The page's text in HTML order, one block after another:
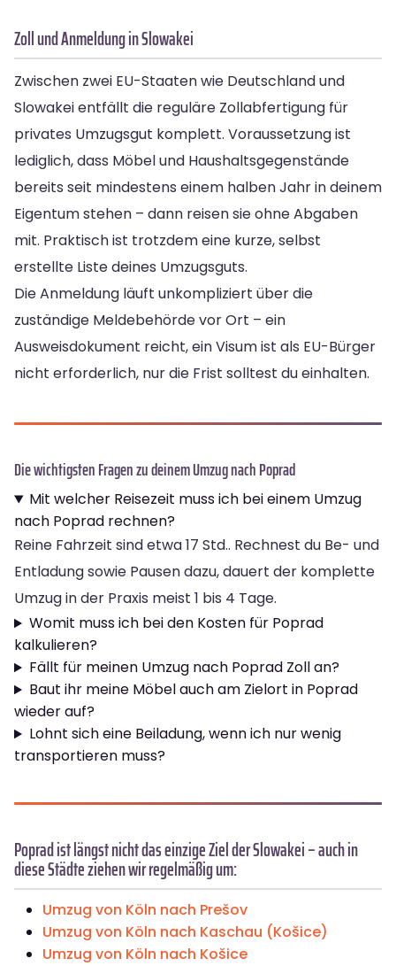
Zoll und Anmeldung in Slowakei
Zwischen zwei EU-Staaten wie Deutschland und
Slowakei entfällt die reguläre Zollabfertigung für
privates Umzugsgut komplett. Voraussetzung ist
lediglich, dass Möbel und Haushaltsgegenstände
bereits seit mindestens einem halben Jahr in deinem
Eigentum stehen – dann reisen sie ohne Abgaben
mit. Praktisch ist trotzdem eine kurze, selbst
erstellte Liste deines Umzugsguts.
Die Anmeldung läuft unkompliziert über die
zuständige Meldebehörde vor Ort – ein
Ausweisdokument reicht, ein Visum ist als EU-Bürger
nicht erforderlich, nur die Frist solltest du einhalten.
Die wichtigsten Fragen zu deinem Umzug nach Poprad
Mit welcher Reisezeit muss ich bei einem Umzug
nach Poprad rechnen?
Reine Fahrzeit sind etwa 17 Std.. Rechnest du Be- und
Entladung sowie Pausen dazu, dauert der komplette
Umzug in der Praxis meist 1 bis 4 Tage.
Womit muss ich bei den Kosten für Poprad
kalkulieren?
Fällt für meinen Umzug nach Poprad Zoll an?
Baut ihr meine Möbel auch am Zielort in Poprad
wieder auf?
Lohnt sich eine Beiladung, wenn ich nur wenig
transportieren muss?
Poprad ist längst nicht das einzige Ziel der Slowakei – auch in
diese Städte ziehen wir regelmäßig um:
Umzug von Köln nach Prešov
Umzug von Köln nach Kaschau (Košice)
Umzug von Köln nach Košice